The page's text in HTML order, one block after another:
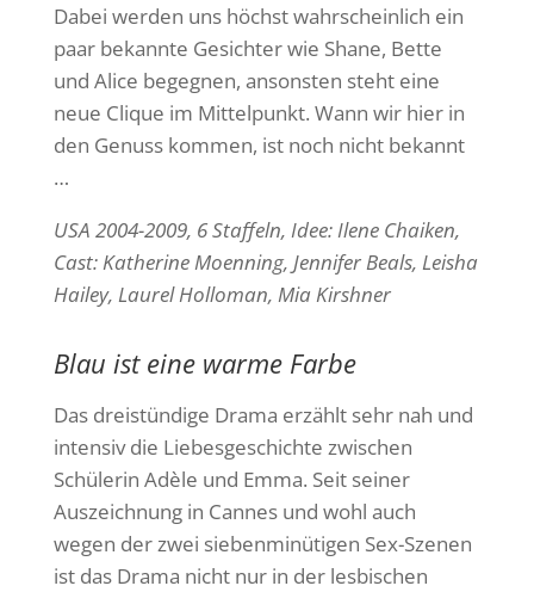
Dabei werden uns höchst wahrscheinlich ein
paar bekannte Gesichter wie Shane, Bette
und Alice begegnen, ansonsten steht eine
neue Clique im Mittelpunkt. Wann wir hier in
den Genuss kommen, ist noch nicht bekannt
…
USA 2004-2009, 6 Staffeln, Idee: Ilene Chaiken,
Cast: Katherine Moenning, Jennifer Beals, Leisha
Hailey, Laurel Holloman, Mia Kirshner
Blau ist eine warme Farbe
Das dreistündige Drama erzählt sehr nah und
intensiv die Liebesgeschichte zwischen
Schülerin Adèle und Emma. Seit seiner
Auszeichnung in Cannes und wohl auch
wegen der zwei siebenminütigen Sex-Szenen
ist das Drama nicht nur in der lesbischen